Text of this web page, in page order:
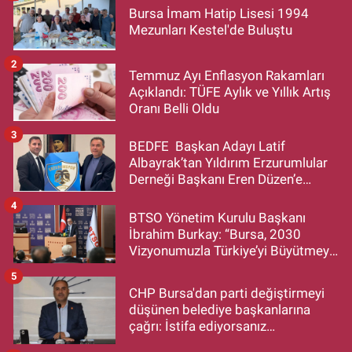
Bursa İmam Hatip Lisesi 1994
Mezunları Kestel'de Buluştu
Temmuz Ayı Enflasyon Rakamları
Açıklandı: TÜFE Aylık ve Yıllık Artış
Oranı Belli Oldu
2
BEDFE Başkan Adayı Latif
Albayrak’tan Yıldırım Erzurumlular
Derneği Başkanı Eren Düzen’e
3
BTSO Yönetim Kurulu Başkanı
İbrahim Burkay: “Bursa, 2030
Vizyonumuzla Türkiye’yi Büyütmeye
4
CHP Bursa'dan parti değiştirmeyi
düşünen belediye başkanlarına
çağrı: İstifa ediyorsanız
5